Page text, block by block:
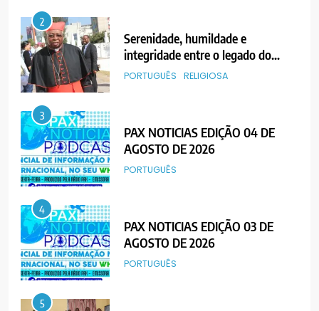
2
Serenidade, humildade e
integridade entre o legado do
Cardeal Júlio Langa
PORTUGUÊS RELIGIOSA
3
PAX NOTICIAS EDIÇÃO 04 DE
AGOSTO DE 2026
PORTUGUÊS
4
PAX NOTICIAS EDIÇÃO 03 DE
AGOSTO DE 2026
PORTUGUÊS
5